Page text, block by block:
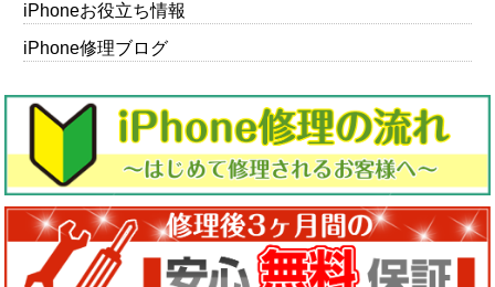
iPhoneお役立ち情報
iPhone修理ブログ